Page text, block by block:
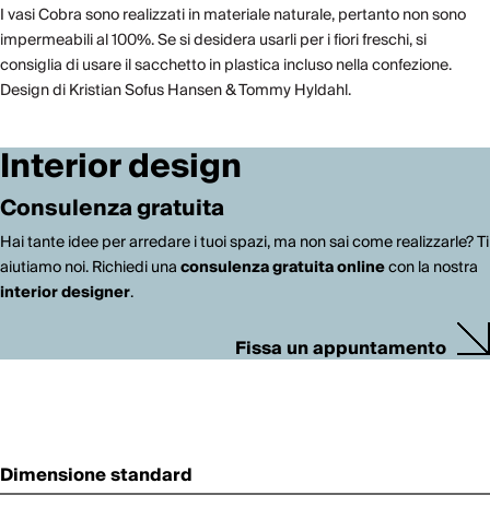
I vasi Cobra sono realizzati in materiale naturale, pertanto non sono
impermeabili al 100%. Se si desidera usarli per i fiori freschi, si
consiglia di usare il sacchetto in plastica incluso nella confezione.
Design di Kristian Sofus Hansen & Tommy Hyldahl.
Interior design
Consulenza gratuita
Hai tante idee per arredare i tuoi spazi, ma non sai come realizzarle? Ti
aiutiamo noi. Richiedi unaconsulenza gratuita onlinecon la nostra
interior designer.
Fissa un appuntamento
Dimensione standard